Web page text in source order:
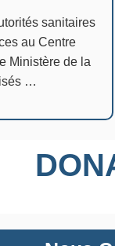
sanitaires
au Centre
Ministère de la
…